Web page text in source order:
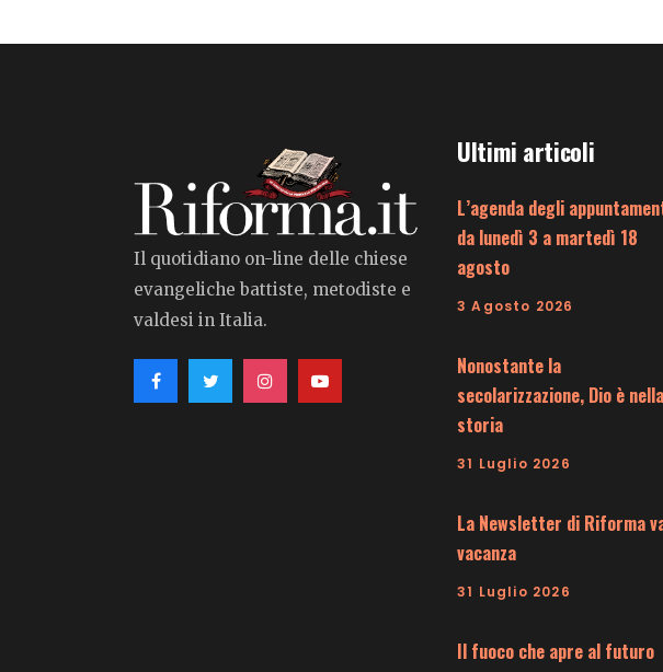
Il quotidiano on-line delle chiese
evangeliche battiste, metodiste e
valdesi in Italia.
Ultimi articoli
L’agenda degli
da lunedì 3 a martedì 18
agosto
3 Agosto 2026
Nonostante la
secolarizzazione, Dio è nella
storia
31 Luglio 2026
La Newsletter di Riforma
vacanza
31 Luglio 2026
Il fuoco che apre al futuro